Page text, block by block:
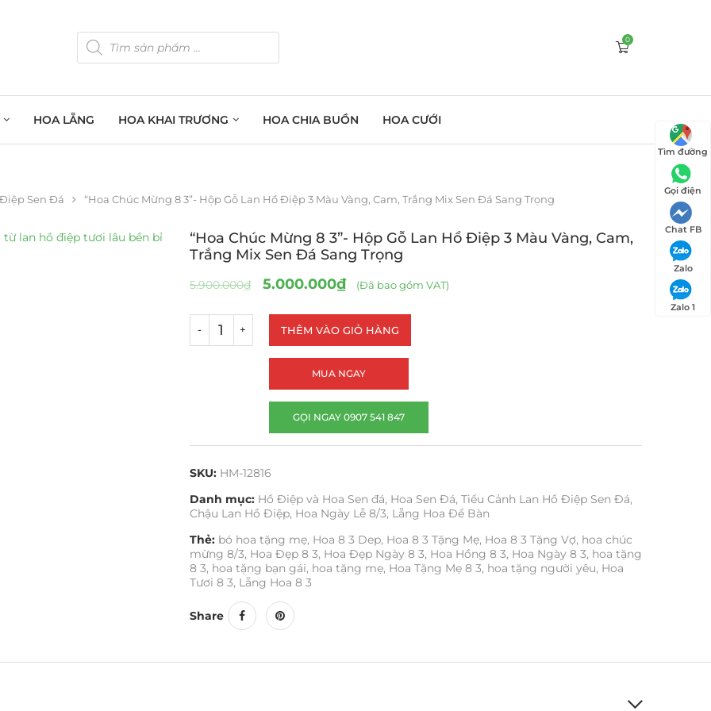
0
HOA LẴNG HOA KHAI TRƯƠNG HOA CHIA BUỒN HOA CƯỚI
Sen Đá “Hoa Chúc Mừng 8 3”- Hộp Gỗ Lan Hồ Điệp 3 Màu Vàng, Cam, Trắng Mix Sen Đá Sang Trọng
“Hoa Chúc Mừng 8 3”- Hộp Gỗ Lan Hồ Điệp 3 Màu Vàng, Cam,
Trắng Mix Sen Đá Sang Trọng
5.900.000₫ 5.000.000₫ (Đã bao gồm VAT)
THÊM VÀO GIỎ HÀNG
MUA NGAY
GỌI NGAY 0907 541 847
SKU: HM-12816
Danh mục: Hồ Điệp và Hoa Sen đá, Hoa Sen Đá, Tiểu Cảnh Lan Hồ Điệp Sen Đá,
Chậu Lan Hồ Điệp, Hoa Ngày Lễ 8/3, Lẵng Hoa Để Bàn
Thẻ: bó hoa tặng mẹ, Hoa 8 3 Dep, Hoa 8 3 Tặng Mẹ, Hoa 8 3 Tặng Vợ, hoa chúc
mừng 8/3, Hoa Đẹp 8 3, Hoa Đẹp Ngày 8 3, Hoa Hồng 8 3, Hoa Ngày 8 3, hoa tặng
8 3, hoa tặng bạn gái, hoa tặng mẹ, Hoa Tặng Mẹ 8 3, hoa tặng người yêu, Hoa
Tươi 8 3, Lẵng Hoa 8 3
Share
Tìm đường
Gọi điện
Chat FB
Zalo
Zalo 1